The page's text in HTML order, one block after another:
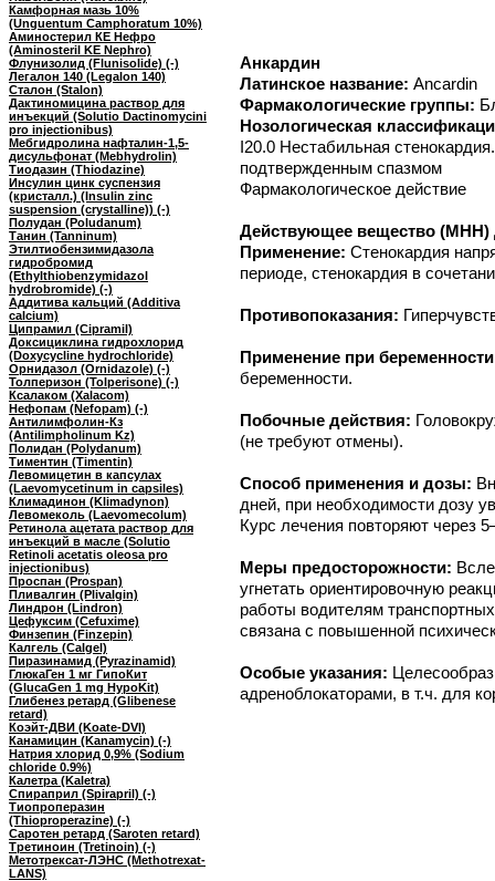
Камфорная мазь 10%
(Unguentum Camphoratum 10%)
Аминостерил КЕ Нефро
(Aminosteril KE Nephro)
Флунизолид (Flunisolide) (-)
Легалон 140 (Legalon 140)
Сталон (Stalon)
Дактиномицина раствор для
инъекций (Solutio Dactinomycini
pro injectionibus)
Мебгидролина нафталин-1,5-
дисульфонат (Mebhydrolin)
Тиодазин (Thiodazine)
Инсулин цинк суспензия
(кристалл.) (Insulin zinc
suspension (crystalline)) (-)
Полудан (Poludanum)
Танин (Tanninum)
Этилтиобензимидазола
гидробромид
(Ethylthiobenzymidazol
hydrobromide) (-)
Аддитива кальций (Additiva
calcium)
Ципрамил (Cipramil)
Доксициклина гидрохлорид
(Doxycycline hydrochloride)
Орнидазол (Ornidazole) (-)
Толперизон (Tolperisone) (-)
Ксалаком (Xalacom)
Нефопам (Nefopam) (-)
Антилимфолин-Кз
(Antilimpholinum Kz)
Полидан (Polydanum)
Тиментин (Timentin)
Левомицетин в капсулах
(Laevomycetinum in capsiles)
Климадинон (Klimadynon)
Левомеколь (Laevomecolum)
Ретинола ацетата раствор для
инъекций в масле (Solutio
Retinoli acetatis oleosa pro
injectionibus)
Проспан (Prospan)
Пливалгин (Plivalgin)
Линдрон (Lindron)
Цефуксим (Cefuxime)
Финзепин (Finzepin)
Калгель (Calgel)
Пиразинамид (Pyrazinamid)
ГлюкаГен 1 мг ГипоКит
(GlucaGen 1 mg HypoKit)
Глибенез ретард (Glibenese
retard)
Коэйт-ДВИ (Koate-DVI)
Канамицин (Kanamycin) (-)
Натрия хлорид 0,9% (Sodium
chloride 0.9%)
Калетра (Kaletra)
Спираприл (Spirapril) (-)
Тиопроперазин
(Thioproperazine) (-)
Саротен ретард (Saroten retard)
Третиноин (Tretinoin) (-)
Метотрексат-ЛЭНС (Methotrexat-
LANS)
Анкардин
Латинское название: Ancardin
Фармакологические группы:
Нозологическая
I20.0 Нестабильная
подтвержденным спазмом
Фармакологическое действие
Действующее вещество (МНН)
Применение: Стенокардия
периоде, стенокардия в
Противопоказания:
Применение при
беременности.
Побочные действия:
(не требуют отмены).
Способ применения и дозы:
дней, при необходимости дозу
Курс лечения повторяют через
Меры предосторожности:
угнетать ориентировочную
работы водителям
связана с повышенной
Особые указания:
адреноблокаторами, в т.ч. для